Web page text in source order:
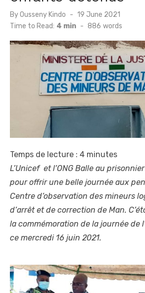
ByOusseny Kindo
Posted
19 June 2021
Time to Read: 4 min - 886 words
Temps de lecture : 4 minutes
L’Unicef et l’ONG Balle au
pour offrir une belle journée aux
Centre d’observation des mineurs
d’arrêt et de correction de Man.
la commémoration de la journée de
ce mercredi 16 juin 2021.